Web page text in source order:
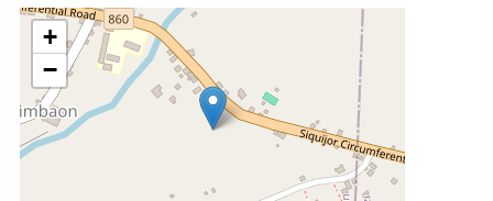
+
−